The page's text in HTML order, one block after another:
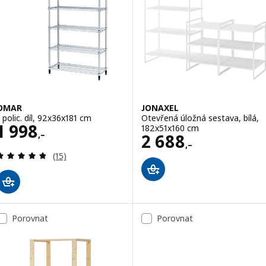
polic. díl, 92x36x181 cm
998,–
1998,–
Recenze: 4.8 z 5 hvězdy. Celkem recenzí:
(15)
JONAXEL
Otevřená úložná sestava, bílá,
182x51x160 cm
2 688,–
Cena 2688,–
Porovnat Porovnat